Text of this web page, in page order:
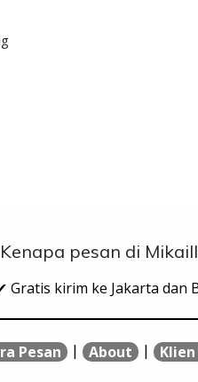
Kenapa pesan di
Gratis kirim ke Jakarta
Pesan | About |